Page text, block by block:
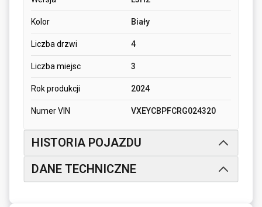
Kolor Biały
Liczba drzwi 4
Liczba miejsc 3
Rok produkcji 2024
Numer VIN VXEYCBPFCRG024320
HISTORIA POJAZDU
DANE TECHNICZNE